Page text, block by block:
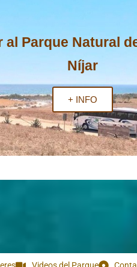
al Parque Natural
Níjar
+ INFO